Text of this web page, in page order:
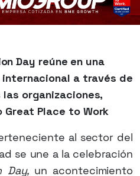
Day reúne en una
a través de
las organizaciones,
Place to Work
al sector del
se une a la celebración
Day, un acontecimiento